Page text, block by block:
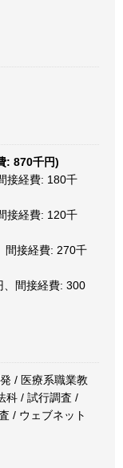
: 870千円)
接経費: 180千
接経費: 120千
間接経費: 270千
、間接経費: 300
/ 医療系職業教
科 / 試行調査 /
/ ウェブネット